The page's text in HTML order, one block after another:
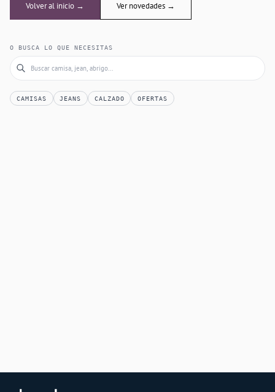
Volver al inicio → Ver novedades →
O BUSCA LO QUE NECESITAS
CAMISAS JEANS CALZADO OFERTAS